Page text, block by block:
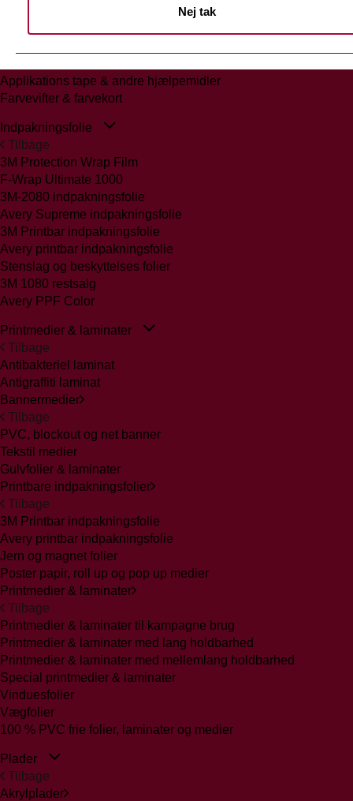
Nej tak
Glasmattering Ritrama/Fedrigoni
Applikations tape & andre hjælpemidler
Farvevifter & farvekort
Indpakningsfolie
Tilbage
3M Protection Wrap Film
F-Wrap Ultimate 1000
3M-2080 indpakningsfolie
Avery Supreme indpakningsfolie
3M Printbar indpakningsfolie
Avery printbar indpakningsfolie
Stenslag og beskyttelses folier
3M 1080 restsalg
Avery PPF Color
Printmedier & laminater
Tilbage
Antibakteriel laminat
Antigraffiti laminat
Bannermedier
Tilbage
PVC, blockout og net banner
Tekstil medier
Gulvfolier & laminater
Printbare indpakningsfolier
Tilbage
3M Printbar indpakningsfolie
Avery printbar indpakningsfolie
Jern og magnet folier
Poster papir, roll up og pop up medier
Printmedier & laminater
Tilbage
Printmedier & laminater til kampagne brug
Printmedier & laminater med lang holdbarhed
Printmedier & laminater med mellemlang holdbarhed
Special printmedier & laminater
Vinduesfolier
Vægfolier
100 % PVC frie folier, laminater og medier
Plader
Tilbage
Akrylplader